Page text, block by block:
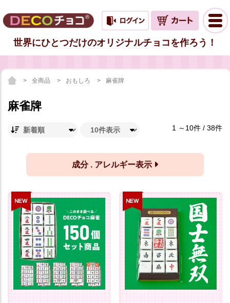
世界にひとつだけのオリジナルチョコを作ろう！
全商品 おもしろ 麻雀牌
麻雀牌
1 ～10件 / 38件
成分 . アレルギー表示